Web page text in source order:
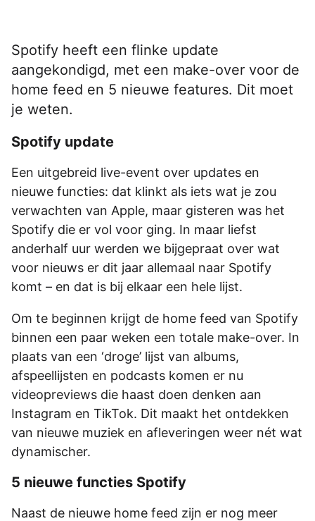
Spotify heeft een flinke update
aangekondigd, met een make-over voor de
home feed en 5 nieuwe features. Dit moet
je weten.
Spotify update
Een uitgebreid live-event over updates en
nieuwe functies: dat klinkt als iets wat je zou
verwachten van Apple, maar gisteren was het
Spotify die er vol voor ging. In maar liefst
anderhalf uur werden we bijgepraat over wat
voor nieuws er dit jaar allemaal naar Spotify
komt – en dat is bij elkaar een hele lijst.
Om te beginnen krijgt de home feed van Spotify
binnen een paar weken een totale make-over. In
plaats van een ‘droge’ lijst van albums,
afspeellijsten en podcasts komen er nu
videopreviews die haast doen denken aan
Instagram en TikTok. Dit maakt het ontdekken
van nieuwe muziek en afleveringen weer nét wat
dynamischer.
5 nieuwe functies Spotify
Naast de nieuwe home feed zijn er nog meer